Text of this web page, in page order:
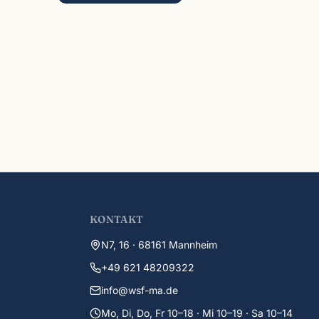
KONTAKT
N7, 16 · 68161 Mannheim
+49 621 48209322
info@wsf-ma.de
Mo, Di, Do, Fr 10–18 · Mi 10–19 · Sa 10–14